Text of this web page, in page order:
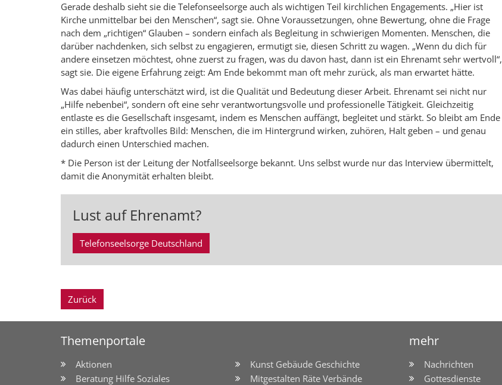
Gerade deshalb sieht sie die Telefonseelsorge auch als wichtigen Teil kirchlichen Engagements. „Hier ist
Kirche unmittelbar bei den Menschen“, sagt sie. Ohne Voraussetzungen, ohne Bewertung, ohne die Frage
nach dem „richtigen“ Glauben – sondern einfach als Begleitung in schwierigen Momenten. Menschen, die
darüber nachdenken, sich selbst zu engagieren, ermutigt sie, diesen Schritt zu wagen. „Wenn du dich für
andere einsetzen möchtest, ohne zuerst zu fragen, was du davon hast, dann ist ein Ehrenamt sehr wertvoll“,
sagt sie. Die eigene Erfahrung zeigt: Am Ende bekommt man oft mehr zurück, als man erwartet hätte.
Was dabei häufig unterschätzt wird, ist die Qualität und Bedeutung dieser Arbeit. Ehrenamt sei nicht nur
„Hilfe nebenbei“, sondern oft eine sehr verantwortungsvolle und professionelle Tätigkeit. Gleichzeitig
entlaste es die Gesellschaft insgesamt, indem es Menschen auffängt, begleitet und stärkt. So bleibt am Ende
ein stilles, aber kraftvolles Bild: Menschen, die im Hintergrund wirken, zuhören, Halt geben – und genau
dadurch einen Unterschied machen.
* Die Person ist der Leitung der Notfallseelsorge bekannt. Uns selbst wurde nur das Interview übermittelt,
damit die Anonymität erhalten bleibt.
Lust auf Ehrenamt?
Telefonseelsorge Deutschland
Zurück
Themenportale mehr
Aktionen
Beratung Hilfe Soziales
Kunst Gebäude Geschichte
Mitgestalten Räte Verbände
Nachrichten
Gottesdienste